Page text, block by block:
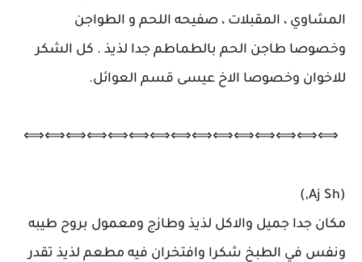
المشاوي ، المقبلات ، صفيحه اللحم و الطواجن
وخصوصا طاجن الحم بالطماطم جدا لذيذ . كل الشكر
للاخوان وخصوصا الاخ عيسى قسم العوائل.
⟺⟺⟺⟺⟺⟺⟺⟺⟺⟺⟺⟺⟺⟺⟺
(Aj Sh,)
مكان جدا جميل والاكل لذيذ وطازج ومعمول بروح طيبه
ونفس في الطبخ شكرا وافتخران فيه مطعم لذيذ تقدر